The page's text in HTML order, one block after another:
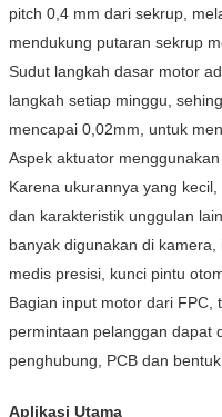
pitch 0,4 mm dari sekrup,
mendukung putaran sekrup
Sudut langkah dasar motor
langkah setiap minggu,
mencapai 0,02mm, untuk
Aspek aktuator
Karena ukurannya yang
dan karakteristik unggulan
banyak digunakan di
medis presisi, kunci pintu
Bagian input motor dari FPC,
permintaan pelanggan dapat
penghubung, PCB dan
Aplikasi Utama